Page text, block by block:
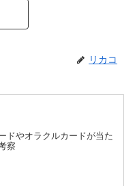
リカコ
ドやオラクルカードが当た
察